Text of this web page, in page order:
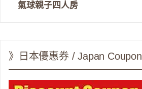
氣球親子四人房
》日本優惠券 / Japan Coupon